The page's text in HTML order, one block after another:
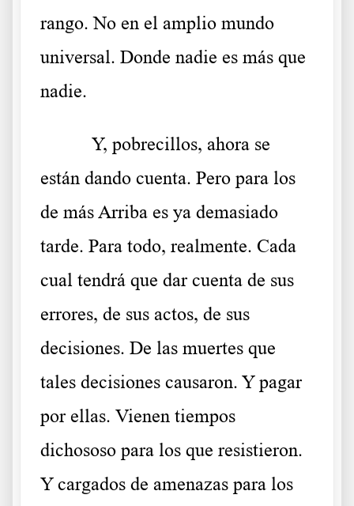
rango. No en el amplio mundo
universal. Donde nadie es más que
nadie.
Y, pobrecillos, ahora se
están dando cuenta. Pero para los
de más Arriba es ya demasiado
tarde. Para todo, realmente. Cada
cual tendrá que dar cuenta de sus
errores, de sus actos, de sus
decisiones. De las muertes que
tales decisiones causaron. Y pagar
por ellas. Vienen tiempos
dichososo para los que resistieron.
Y cargados de amenazas para los